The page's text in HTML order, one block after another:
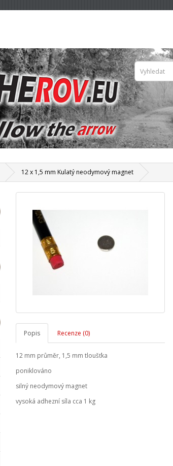
12 x 1,5 mm Kulatý neodymový magnet
Popis Recenze (0)
12 mm průměr, 1,5 mm tloušťka
poniklováno
silný neodymový magnet
vysoká adhezní síla cca 1 kg